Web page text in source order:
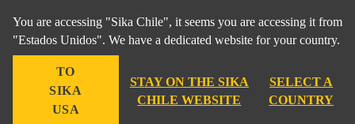
You are accessing "Sika Chile", it seems you are accessing it from
"Estados Unidos". We have a dedicated website for your country.
TO
SIKA
USA
STAY ON THE SIKA
CHILE WEBSITE
SELECT A
COUNTRY